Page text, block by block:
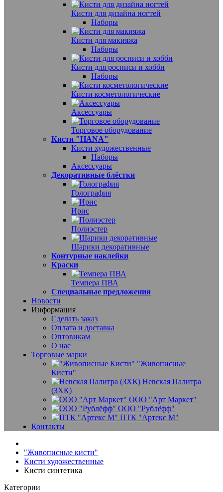
Кисти для дизайна ногтей
Наборы
Кисти для макияжа
Наборы
Кисти для росписи и хобби
Наборы
Кисти косметологические
Аксессуары
Торговое оборудование
Кисти "HANA"
Кисти художественные
Наборы
Аксессуары
Декоративные блёстки
Голография
Ирис
Полиэстер
Шарики декоративные
Контурные наклейки
Краски
Темпера ПВА
Специальные предложения
Новости
Информация
Сделать заказ
Оплата и доставка
Оптовикам
О нас
Торговые марки
"Живописные
Кисти"
Невская Палитра
(ЗХК)
ООО "Арт Маркет"
ООО "Рублёфф"
ПТК "Артекс М"
Контакты
"Живописные кисти"
Кисти художественные
Кисти синтетика
Категории